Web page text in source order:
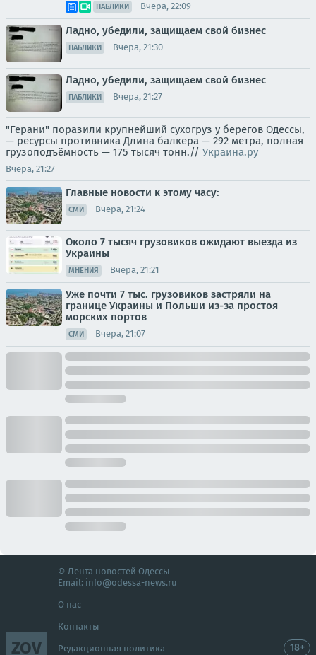
ПАБЛИКИ Вчера, 22:09
Ладно, убедили, защищаем свой бизнес
ПАБЛИКИ Вчера, 21:30
Ладно, убедили, защищаем свой бизнес
ПАБЛИКИ Вчера, 21:27
"Герани" поразили крупнейший сухогруз у берегов Одессы,
— ресурсы противника Длина балкера — 292 метра, полная
грузоподъёмность — 175 тысяч тонн.// Украина.ру
Вчера, 21:27
Главные новости к этому часу:
СМИ Вчера, 21:24
Около 7 тысяч грузовиков ожидают выезда из
Украины
МНЕНИЯ Вчера, 21:21
Уже почти 7 тыс. грузовиков застряли на
границе Украины и Польши из-за простоя
морских портов
СМИ Вчера, 21:07
ZOV
© Лента новостей Одессы
Email: info@odessa-news.ru
О нас
Контакты
Редакционная политика 18+